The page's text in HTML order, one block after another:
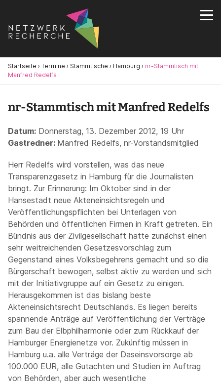
Startseite › Termine › Stammtische › Hamburg › nr-Stammtisch mit
Manfred Redelfs
nr-Stammtisch mit Manfred Redelfs
Datum: Donnerstag, 13. Dezember 2012, 19 Uhr
Gastredner: Manfred Redelfs, nr-Vorstandsmitglied
Herr Redelfs wird vorstellen, was das neue
Transparenzgesetz in Hamburg für die Journalisten
bringt. Zur Erinnerung: Im Oktober sind in der
Hansestadt neue Akteneinsichtsregeln und
Veröffentlichungspflichten bei Unterlagen von
Behörden und öffentlichen Firmen in Kraft getreten. Ein
Bündnis aus der Zivilgesellschaft hatte zunächst einen
sehr weitreichenden Gesetzesvorschlag zum
Gegenstand eines Volksbegehrens gemacht und so die
Bürgerschaft bewogen, selbst aktiv zu werden und sich
mit der Initiativgruppe auf ein Gesetz zu einigen.
Herausgekommen ist das bislang beste
Akteneinsichtsrecht Deutschlands. Es liegen bereits
spannende Anträge auf Veröffentlichung der Verträge
zum Bau der Elbphilharmonie oder zum Rückkauf der
Hamburger Energienetze vor. Zukünftig müssen in
Hamburg u.a. alle Verträge der Daseinsvorsorge ab
100.000 EUR, alle Gutachten und Studien im Auftrag
von Behörden, aber auch wesentliche